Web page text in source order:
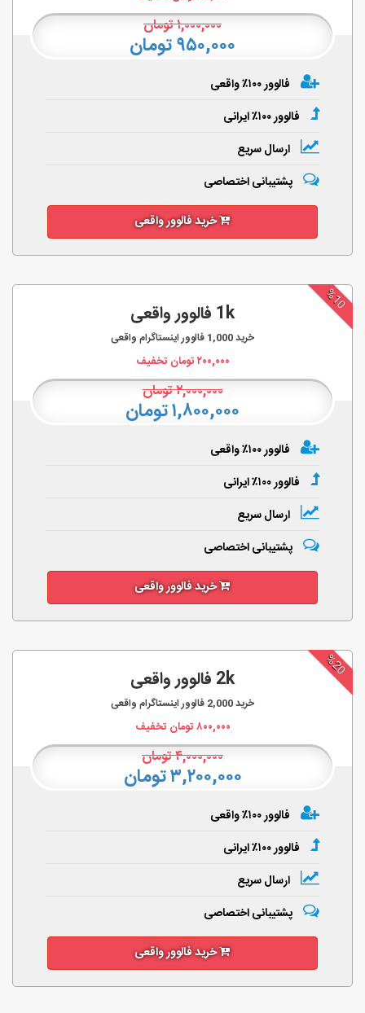
۱,۰۰۰,۰۰۰تومان
۹۵۰,۰۰۰ تومان
فالوور ۱۰۰٪ واقعی
فالوور ۱۰۰٪ ایرانی
ارسال سریع
پشتیبانی اختصاصی
خرید فالوور واقعی
%10
1k فالوور واقعی
خرید1,000 فالوور اینستاگرام واقعی
۲۰۰,۰۰۰تومان تخفیف
۲,۰۰۰,۰۰۰تومان
۱,۸۰۰,۰۰۰ تومان
فالوور ۱۰۰٪ واقعی
فالوور ۱۰۰٪ ایرانی
ارسال سریع
پشتیبانی اختصاصی
خرید فالوور واقعی
%20
2k فالوور واقعی
خرید2,000 فالوور اینستاگرام واقعی
۸۰۰,۰۰۰تومان تخفیف
۴,۰۰۰,۰۰۰تومان
۳,۲۰۰,۰۰۰ تومان
فالوور ۱۰۰٪ واقعی
فالوور ۱۰۰٪ ایرانی
ارسال سریع
پشتیبانی اختصاصی
خرید فالوور واقعی